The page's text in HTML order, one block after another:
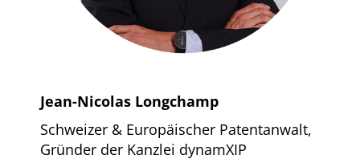
Jean-Nicolas Longchamp
Schweizer & Europäischer Patentanwalt,
Gründer der Kanzlei dynamXIP